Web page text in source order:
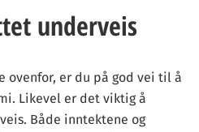
underveis
ovenfor, er du på god vei til å
Likevel er det viktig å
Både inntektene og